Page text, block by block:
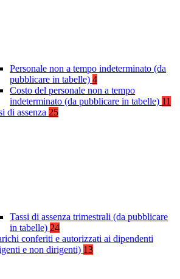
Personale non a tempo indeterminato (da
pubblicare in tabelle) 4
Costo del personale non a tempo
indeterminato (da pubblicare in tabelle) 11
di assenza 25
Tassi di assenza trimestrali (da pubblicare
in tabelle) 24
conferiti e autorizzati ai dipendenti
e non dirigenti) 13